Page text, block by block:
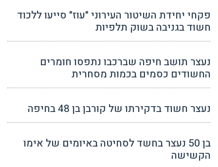
פקחי יחידת השיטור העירוני "עוז" סייעו ללכוד
חשוד בגניבה בשוק תלפיות
נעצר תושב חיפה שברכבו נתפסו חומרים
החשודים כסמים בכמות מסחרית
נעצר חשוד בדקירתו של קורבן בן 48 בחיפה
בן 50 נעצר בחשד לסחיטה באיומים של אימו
הקשישה